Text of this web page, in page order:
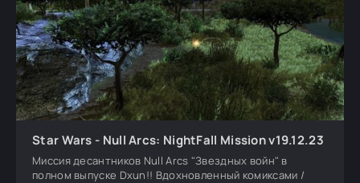
Star Wars - Null Arcs: NightFall Mission v19.12.23
Миссия десантников Null Arcs "Звездных войн" в
полном выпуске Dxun!! Вдохновленный комиксами /